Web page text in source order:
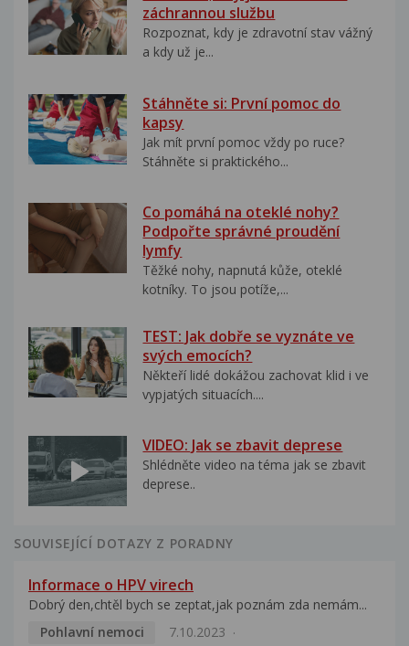
záchrannou službu
Rozpoznat, kdy je zdravotní stav vážný
a kdy už je...
Stáhněte si: První pomoc do
kapsy
Jak mít první pomoc vždy po ruce?
Stáhněte si praktického...
Co pomáhá na oteklé nohy?
Podpořte správné proudění
lymfy
Těžké nohy, napnutá kůže, oteklé
kotníky. To jsou potíže,...
TEST: Jak dobře se vyznáte ve
svých emocích?
Někteří lidé dokážou zachovat klid i ve
vypjatých situacích....
VIDEO: Jak se zbavit deprese
Shlédněte video na téma jak se zbavit
deprese..
SOUVISEJÍCÍ DOTAZY Z PORADNY
Informace o HPV virech
Dobrý den,chtěl bych se zeptat,jak poznám zda nemám...
Pohlavní nemoci
7.10.2023